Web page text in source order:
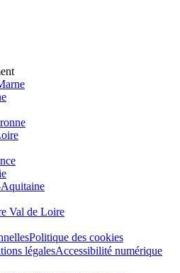
Val de Loire
Politique des cookies
légalesAccessibilité numérique